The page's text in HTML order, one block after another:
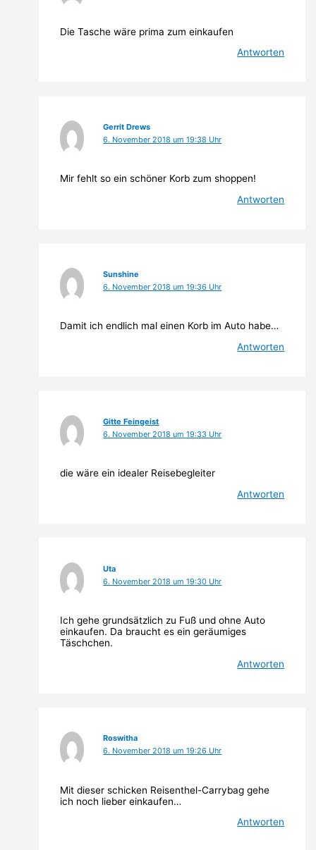
Die Tasche wäre prima zum einkaufen
Antworten
Gerrit Drews
6. November 2018 um 19:38 Uhr
Mir fehlt so ein schöner Korb zum shoppen!
Antworten
Sunshine
6. November 2018 um 19:36 Uhr
Damit ich endlich mal einen Korb im Auto habe…
Antworten
Gitte Feingeist
6. November 2018 um 19:33 Uhr
die wäre ein idealer Reisebegleiter
Antworten
Uta
6. November 2018 um 19:30 Uhr
Ich gehe grundsätzlich zu Fuß und ohne Auto
einkaufen. Da braucht es ein geräumiges
Täschchen.
Antworten
Roswitha
6. November 2018 um 19:26 Uhr
Mit dieser schicken Reisenthel-Carrybag gehe
ich noch lieber einkaufen…
Antworten